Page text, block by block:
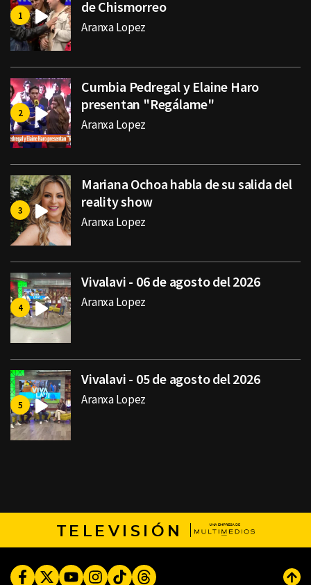
de Chismorreo
Aranxa Lopez
Cumbia Pedregal y Elaine Haro
presentan "Regálame"
Aranxa Lopez
Mariana Ochoa habla de su salida del
reality show
Aranxa Lopez
Vivalavi - 06 de agosto del 2026
Aranxa Lopez
Vivalavi - 05 de agosto del 2026
Aranxa Lopez
TELEVISIÓN
FacebookTwitterYoutubeInstagram
TikTokThreads